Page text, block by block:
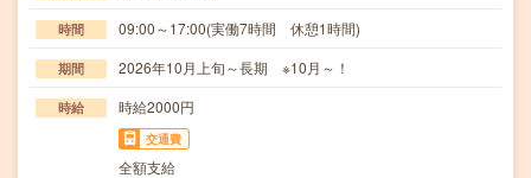
時間 09:00～17:00(実働7時間 休憩1時間)
期間 2026年10月上旬～長期 ※10月～！
時給 時給2000円
交通費
全額支給